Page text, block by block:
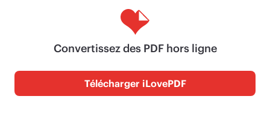
Convertissez des PDF hors ligne
Télécharger iLovePDF